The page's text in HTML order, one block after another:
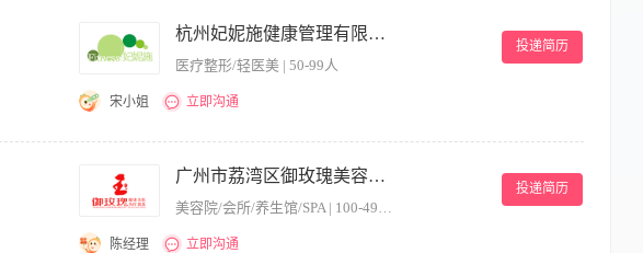
督医疗工作的开展; 负责组织临床
杭州妃妮施健康管理有限公司
医疗整形/轻医美 | 50-99人
投递简历
宋小姐 立即沟通
对培训工作进行改进。 职位要求： 1、要求精通医学美容知识，行业趋势，专业知识强。医美行业
立编写培训及授课教案。3、热爱美容，形象佳，有丰富的授课及培训经验。 4、具有较好的团队
广州市荔湾区御玫瑰美容中心
投递简历
陈经理 立即沟通